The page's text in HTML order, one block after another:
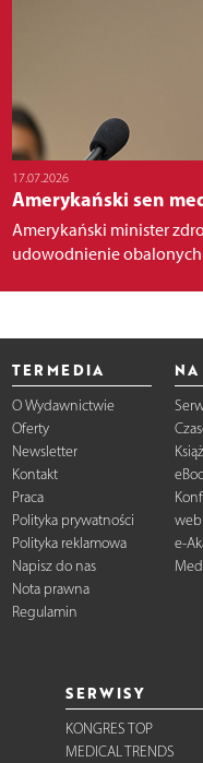
17.07.2026
Amerykański sen
Amerykański minister
udowodnienie obalonych
TERMEDIA
O Wydawnictwie
Oferty
Newsletter
Kontakt
Praca
Polityka prywatności
Polityka reklamowa
Napisz do nas
Nota prawna
Regulamin
NA
e-
SERWISY
KONGRES TOP
MEDICAL TRENDS